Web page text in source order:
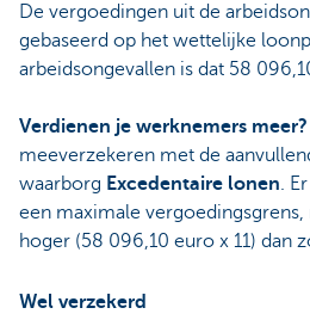
De vergoedingen uit de
gebaseerd op het wettelijke
arbeidsongevallen is dat 58
Verdienen je werknemers meer?
meeverzekeren met de
waarborg Excedentaire lonen.
een maximale vergoedingsgrens,
hoger (58 096,10 euro x 11) dan
Wel verzekerd